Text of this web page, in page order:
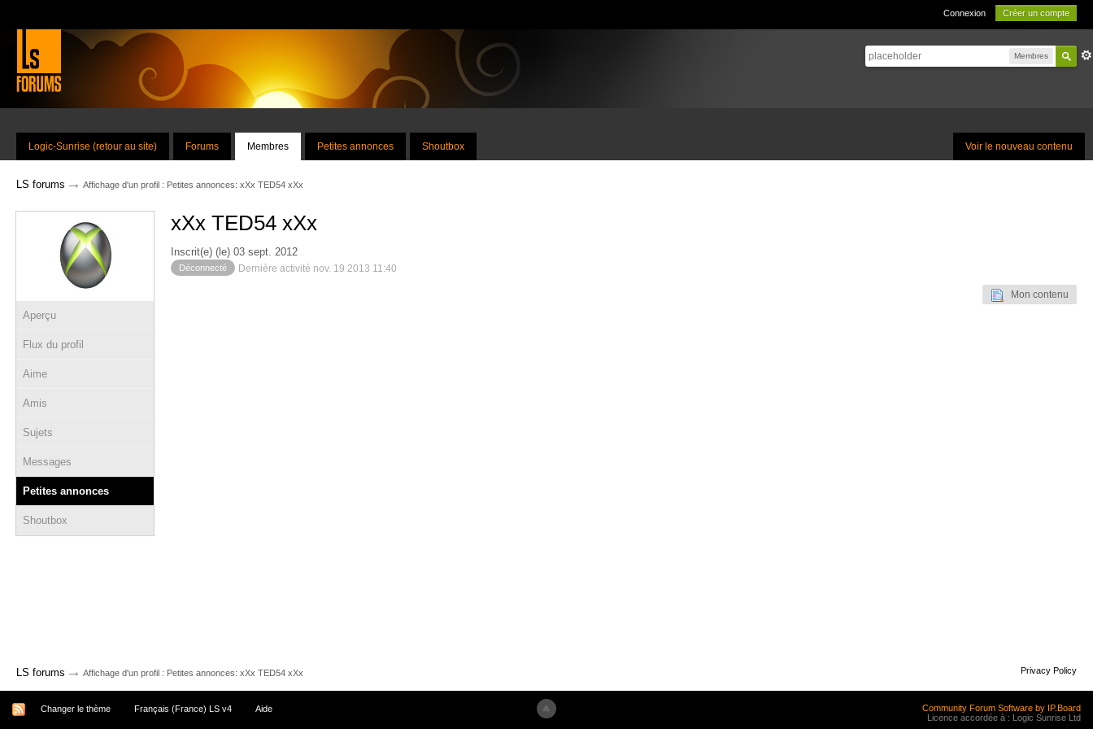
Connexion Créer un compte
Membres
Voir le nouveau contenu
Logic-Sunrise (retour au site) Forums Membres Petites annonces Shoutbox
LS forums → Affichage d'un profil : Petites annonces: xXx TED54 xXx
Aperçu
Flux du profil
Aime
Amis
Sujets
Messages
Petites annonces
Shoutbox
xXx TED54 xXx
Inscrit(e) (le) 03 sept. 2012
Déconnecté Dernière activité nov. 19 2013 11:40
Mon contenu
LS forums → Affichage d'un profil : Petites annonces: xXx TED54 xXx Privacy Policy
Changer le thème Français (France) LS v4 Aide
Community Forum Software by IP.Board
Licence accordée à : Logic Sunrise Ltd